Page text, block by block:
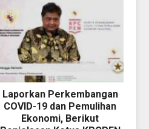
Laporkan Perkembangan
COVID-19 dan Pemulihan
Ekonomi, Berikut